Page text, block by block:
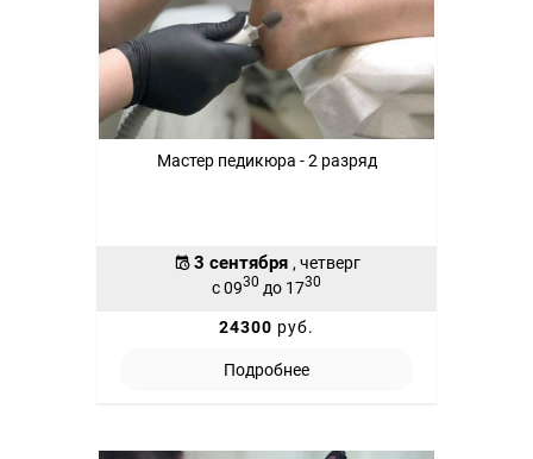
Мастер педикюра - 2 разряд
3 сентября , четверг
с 0930 до 1730
24300 руб.
Подробнее